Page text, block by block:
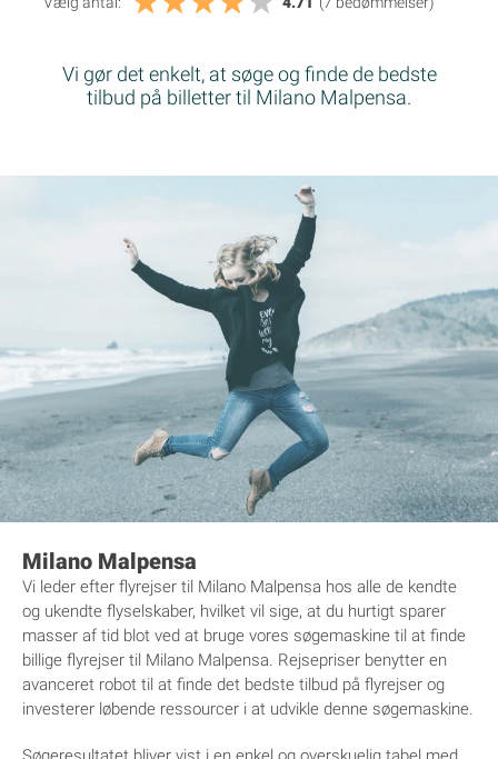
Vi gør det enkelt, at søge og finde de bedste
tilbud på billetter til Milano Malpensa.
Milano Malpensa
Vi leder efter flyrejser til Milano Malpensa hos alle de kendte
og ukendte flyselskaber, hvilket vil sige, at du hurtigt sparer
masser af tid blot ved at bruge vores søgemaskine til at finde
billige flyrejser til Milano Malpensa. Rejsepriser benytter en
avanceret robot til at finde det bedste tilbud på flyrejser og
investerer løbende ressourcer i at udvikle denne søgemaskine.